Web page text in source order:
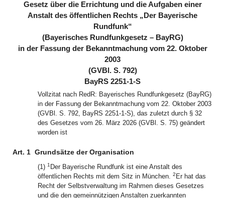
Gesetz über die Errichtung und die Aufgaben einer
Anstalt des öffentlichen Rechts „Der Bayerische
Rundfunk“
(Bayerisches Rundfunkgesetz – BayRG)
in der Fassung der Bekanntmachung vom 22. Oktober
2003
(GVBl. S. 792)
BayRS 2251-1-S
Vollzitat nach RedR: Bayerisches Rundfunkgesetz (BayRG)
in der Fassung der Bekanntmachung vom 22. Oktober 2003
(GVBl. S. 792, BayRS 2251-1-S), das zuletzt durch § 32
des Gesetzes vom 26. März 2026 (GVBl. S. 75) geändert
worden ist
Art. 1 Grundsätze der Organisation
(1) 1 Der Bayerische Rundfunk ist eine Anstalt des
öffentlichen Rechts mit dem Sitz in München. 2 Er hat das
Recht der Selbstverwaltung im Rahmen dieses Gesetzes
und die den gemeinnützigen Anstalten zuerkannten